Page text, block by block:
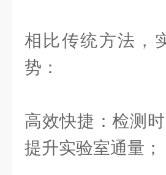
相比传统方法，
势：
高效快捷：检测
提升实验室通量；